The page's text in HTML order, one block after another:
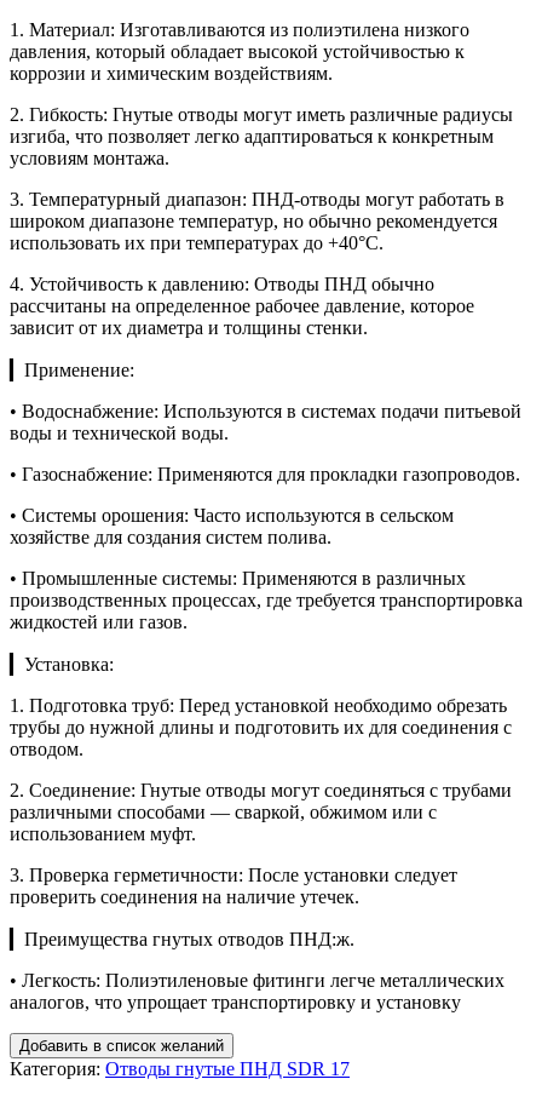
1. Материал: Изготавливаются из полиэтилена низкого
давления, который обладает высокой устойчивостью к
коррозии и химическим воздействиям.
2. Гибкость: Гнутые отводы могут иметь различные радиусы
изгиба, что позволяет легко адаптироваться к конкретным
условиям монтажа.
3. Температурный диапазон: ПНД-отводы могут работать в
широком диапазоне температур, но обычно рекомендуется
использовать их при температурах до +40°C.
4. Устойчивость к давлению: Отводы ПНД обычно
рассчитаны на определенное рабочее давление, которое
зависит от их диаметра и толщины стенки.
▎Применение:
• Водоснабжение: Используются в системах подачи питьевой
воды и технической воды.
• Газоснабжение: Применяются для прокладки газопроводов.
• Системы орошения: Часто используются в сельском
хозяйстве для создания систем полива.
• Промышленные системы: Применяются в различных
производственных процессах, где требуется транспортировка
жидкостей или газов.
▎Установка:
1. Подготовка труб: Перед установкой необходимо обрезать
трубы до нужной длины и подготовить их для соединения с
отводом.
2. Соединение: Гнутые отводы могут соединяться с трубами
различными способами — сваркой, обжимом или с
использованием муфт.
3. Проверка герметичности: После установки следует
проверить соединения на наличие утечек.
▎Преимущества гнутых отводов ПНД:ж.
• Легкость: Полиэтиленовые фитинги легче металлических
аналогов, что упрощает транспортировку и установку
Добавить в список желаний
Категория: Отводы гнутые ПНД SDR 17